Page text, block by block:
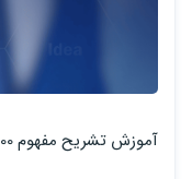
آموزش تشریح مفهوم ISO 9000